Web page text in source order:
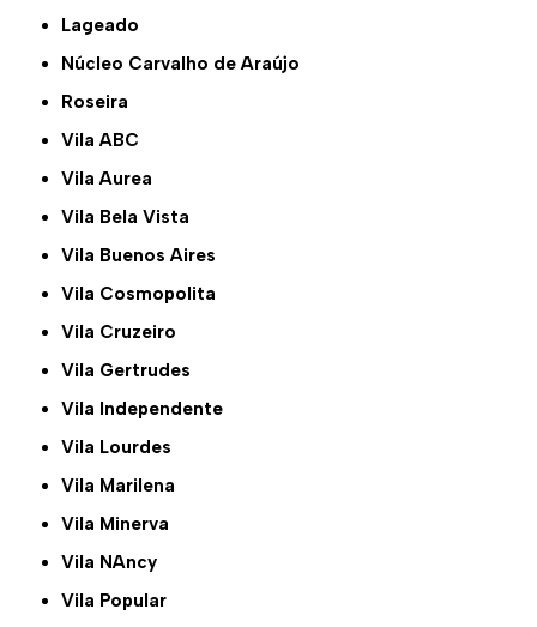
Lageado
Núcleo Carvalho de Araújo
Roseira
Vila ABC
Vila Aurea
Vila Bela Vista
Vila Buenos Aires
Vila Cosmopolita
Vila Cruzeiro
Vila Gertrudes
Vila Independente
Vila Lourdes
Vila Marilena
Vila Minerva
Vila NAncy
Vila Popular